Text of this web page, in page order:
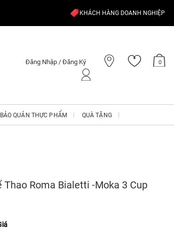
KHÁCH HÀNG DOANH NGHIỆP
Đăng Nhập / Đăng Ký 0
BẢO QUẢN THỰC PHẨM QUÀ TẶNG
Thao Roma Bialetti -Moka 3 Cup